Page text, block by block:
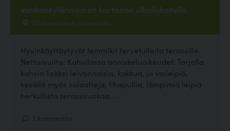
Vanhankylänniemen kartanon ulkoilukahvila
Stålhanentie 4, Järvenpää
Hyvinkäyttäytyvät lemmikit tervetulleita terassille.
Nettisivuilta: Kahvilassa anniskeluoikeudet. Tarjolla
kahvin lisäksi leivonnaisia, kakkua, ja voileipiä,
kesällä myös salaatteja, lihapullia, lämpimiä leipiä
herkullista terassiruokaa.....